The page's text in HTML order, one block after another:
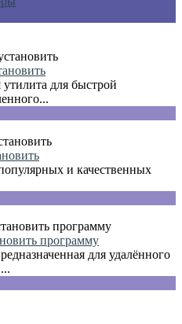
для быстрой
и качественных
программу
для удалённого